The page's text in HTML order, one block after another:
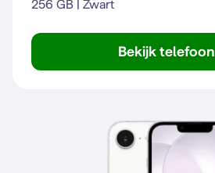
256 GB | Zwart
Bekijk telefoon